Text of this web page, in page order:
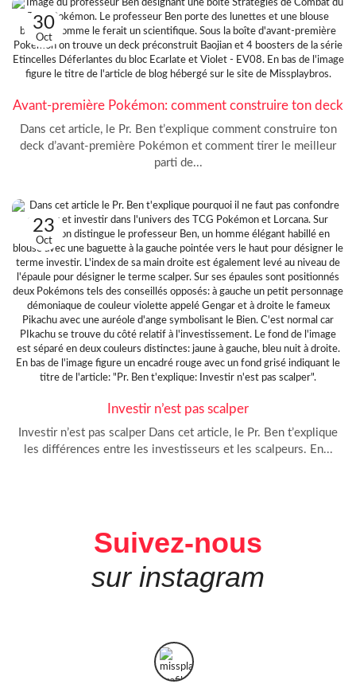
30
Oct
Avant-première Pokémon: comment construire ton deck
Dans cet article, le Pr. Ben t’explique comment construire ton
deck d’avant-première Pokémon et comment tirer le meilleur
parti de...
23
Oct
Investir n’est pas scalper
Investir n’est pas scalper Dans cet article, le Pr. Ben t’explique
les différences entre les investisseurs et les scalpeurs. En...
Suivez-nous
sur instagram